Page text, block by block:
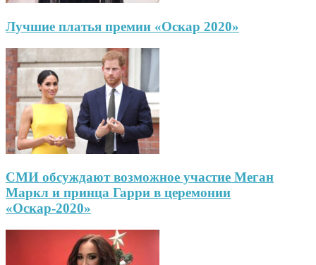
Лучшие платья премии «Оскар 2020»
СМИ обсуждают возможное участие Меган
Маркл и принца Гарри в церемонии
«Оскар-2020»